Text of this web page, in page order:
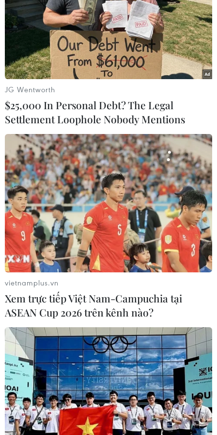
Gia Lai: Triệt phá vụ khai thác gỗ quy mô
lớn tại rừng giáp ranh
10/09/2023 05:00
Tại khoảnh 7 và khoảnh 9 tiểu khu 583 do Công ty Trách
nhiệm hữu hạn Một thành viên Lâm nghiệp Kông
Chiêng quản lý có 20 cây gỗ bị khai thác; các đối tượng
để lại 19 lóng gỗ với khối lượng hơn 5m3.
Nói “không” với sản xuất nông nghiệp gây
JG Wentworth
$25,000 In Personal Debt? The Legal
Settlement Loophole Nobody Mentions
vietnamplus.vn
Xem trực tiếp Việt Nam-Campuchia tại
ASEAN Cup 2026 trên kênh nào?